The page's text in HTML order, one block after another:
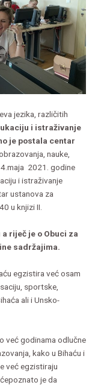
jezika, različitih
i istraživanje
je postala centar
nauke,
2021. godine
i istraživanje
ustanova za
u knjizi II.
riječ je o Obuci za
sadržajima.
egzistira već osam
sportske,
ali i Unsko-
već godinama odlučne
kako u Bihaću i
već egzistiraju
je da